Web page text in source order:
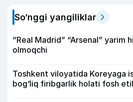
So‘nggi yangiliklar
“Real Madrid” “Arsenal” yarim
olmoqchi
Toshkent viloyatida Koreyaga
bog‘liq firibgarlik holati fosh